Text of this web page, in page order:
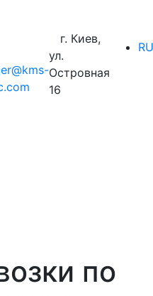
г. Киев,
ул.
Островная
16
RU
по